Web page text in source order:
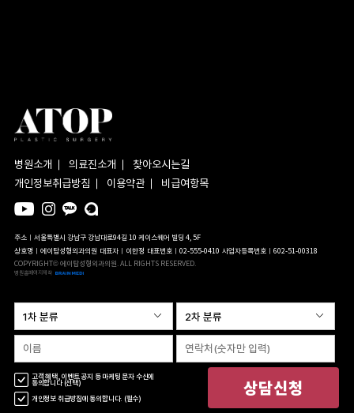
고객 혜택, 이벤트 공지 등 마케팅 문자 수신에
동의합니다 (선택)
개인정보 취급방침에 동의합니다. (필수)
상담신청
병원소개 의료진소개
찾아오시는길
개인정보취급방침
이용약관 비급여항목
주소ㅣ서울특별시 강남구 강남대로94길 10 케이스퀘어 빌딩 4, 5F
상호명ㅣ에이탑성형외과의원 대표자ㅣ이한정 대표번호ㅣ02-555-0410 사업자등록번호ㅣ602-51-00318
COPYRIGHT© 에이탑성형외과의원. ALL RIGHTS RESERVED.
병원홈페이지제작